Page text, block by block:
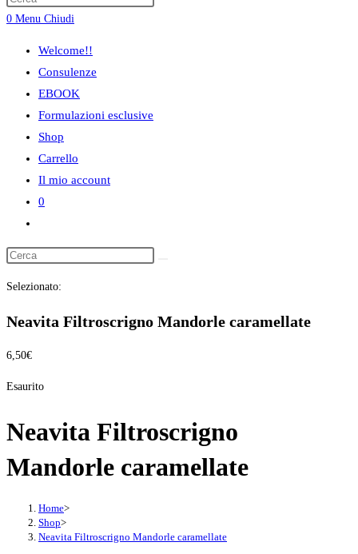
ricerca
sul
sito
web
0 Menu Chiudi
Welcome!!
Consulenze
EBOOK
Formulazioni esclusive
Shop
Carrello
Il mio account
0
ricerca
sul
web
Selezionato:
Neavita Filtroscrigno Mandorle caramellate
6,50€
Esaurito
Neavita Filtroscrigno
Mandorle caramellate
Home>
Shop>
Neavita Filtroscrigno Mandorle caramellate